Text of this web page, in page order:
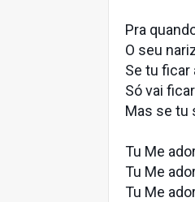
Pra
O seu
Se tu ficar
Só vai
Mas se tu
Tu Me
Tu Me
Tu Me